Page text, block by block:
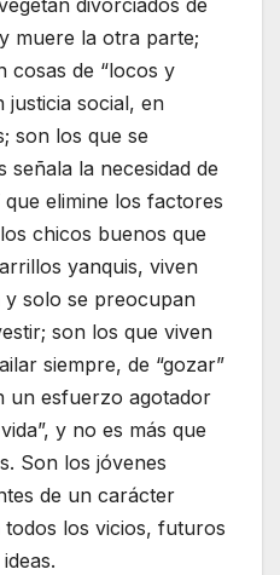
muere la otra parte;
cosas de “locos y
justicia social, en
son los que se
la necesidad de
elimine los factores
chicos buenos que
yanquis, viven
y solo se preocupan
son los que viven
siempre, de “gozar”
un esfuerzo agotador
y no es más que
Son los jóvenes
de un carácter
los vicios, futuros